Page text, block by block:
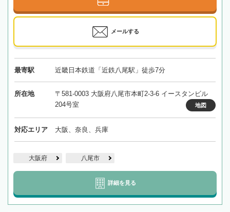
メールする
最寄駅 近畿日本鉄道「近鉄八尾駅」徒歩7分
所在地
〒581-0003 大阪府八尾市本町2-3-6 イースタンビル
204号室
地図
対応エリア 大阪、奈良、兵庫
大阪府 八尾市
詳細を見る